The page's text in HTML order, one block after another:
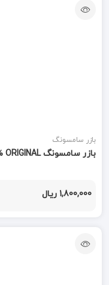
بازر سامسونگ
بازر سامسونگ BUZZER SAMSUNG A115 - A11 100% ORIGINAL
1,800,000 ریال